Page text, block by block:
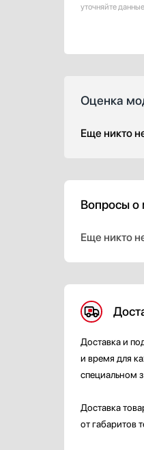
уточняйте
Оценка
Еще никто
Вопросы о
Еще никто
Доставка и
и время для
специальном
Доставка
от габаритов